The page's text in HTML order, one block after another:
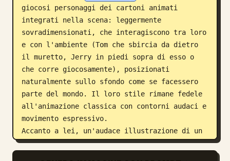
giocosi personaggi dei cartoni animati
integrati nella scena: leggermente
sovradimensionati, che interagiscono tra loro
e con l'ambiente (Tom che sbircia da dietro
il muretto, Jerry in piedi sopra di esso o
che corre giocosamente), posizionati
naturalmente sullo sfondo come se facessero
parte del mondo. Il loro stile rimane fedele
all'animazione classica con contorni audaci e
movimento espressivo.
Accanto a lei, un'audace illustrazione di un
drago dei cartoni animati con contorni spessi